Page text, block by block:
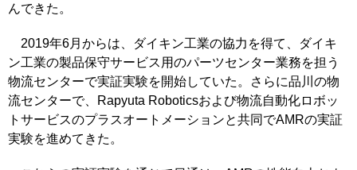
んできた。
2019年6月からは、ダイキン工業の協力を得て、ダイキ
ン工業の製品保守サービス用のパーツセンター業務を担う
物流センターで実証実験を開始していた。さらに品川の物
流センターで、Rapyuta Roboticsおよび物流自動化ロボッ
トサービスのプラスオートメーションと共同でAMRの実証
実験を進めてきた。